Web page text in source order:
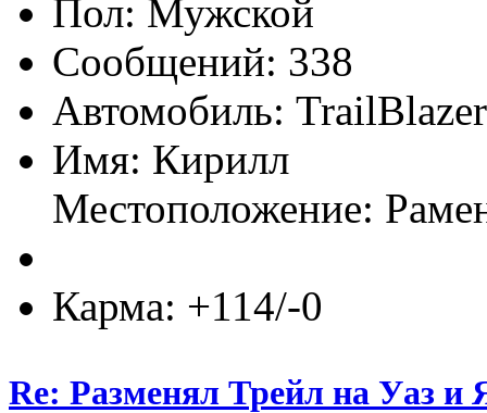
Пол:
Сообщений: 338
Автомобиль:
Имя: Кирилл
Местоположение:
Карма: +114/-0
Re: Разменял Трейл на Уаз и